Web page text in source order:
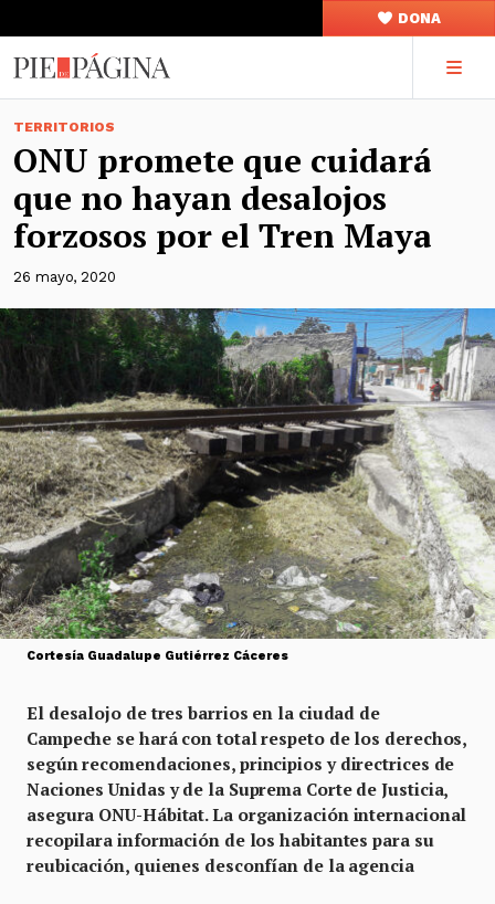
DONA
TERRITORIOS
ONU promete que cuidará
que no hayan desalojos
forzosos por el Tren Maya
26 mayo, 2020
Cortesía Guadalupe Gutiérrez Cáceres
El desalojo de tres barrios en la ciudad de
Campeche se hará con total respeto de los derechos,
según recomendaciones, principios y directrices de
Naciones Unidas y de la Suprema Corte de Justicia,
asegura ONU-Hábitat. La organización internacional
recopilara información de los habitantes para su
reubicación, quienes desconfían de la agencia